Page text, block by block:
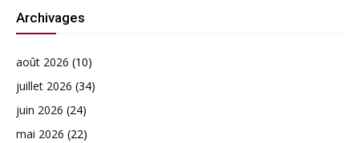
Archivages
août 2026 (10)
juillet 2026 (34)
juin 2026 (24)
mai 2026 (22)